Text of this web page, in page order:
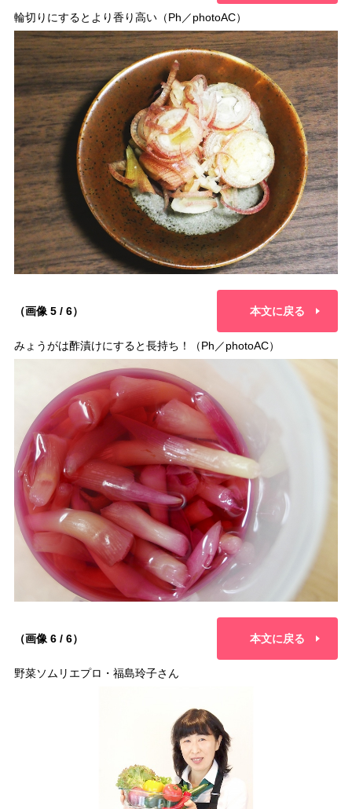
輪切りにするとより香り高い（Ph／photoAC）
（画像 5 / 6） 本文に戻る
みょうがは酢漬けにすると長持ち！（Ph／photoAC）
（画像 6 / 6） 本文に戻る
野菜ソムリエプロ・福島玲子さん